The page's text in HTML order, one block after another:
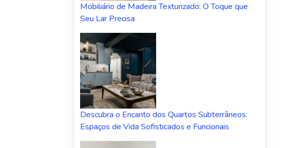
Mobiliário de Madeira Texturizado: O Toque que
Seu Lar Precisa
Descubra o Encanto dos Quartos Subterrâneos:
Espaços de Vida Sofisticados e Funcionais